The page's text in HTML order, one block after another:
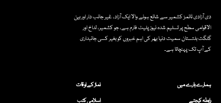
دی آزادی ٹائمز کشمیر سے شائع ہونے والا ایک آزاد، غیر جانب دار اور بین
الاقوامی سطح پر تسلیم شدہ نیوز پلیٹ فارم ہے، جو کشمیر، لداخ اور
گلگت بلتستان سمیت دنیا بھر کی اہم خبروں کو بغیر کسی جانبداری
کے آپ تک پہنچاتا ہے۔
ہمارے بارے میں
رابطہ کیجئے
نماز کے اوقات
اسلامی کتب